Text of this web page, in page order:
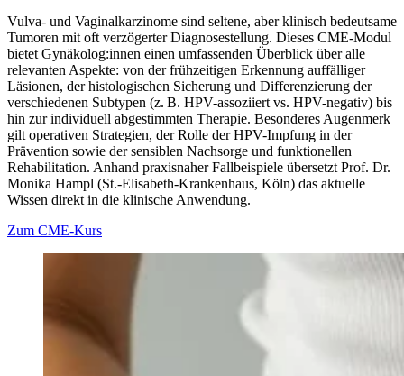
Vulva- und Vaginalkarzinome sind seltene, aber klinisch bedeutsame
Tumoren mit oft verzögerter Diagnosestellung. Dieses CME-Modul
bietet Gynäkolog:innen einen umfassenden Überblick über alle
relevanten Aspekte: von der frühzeitigen Erkennung auffälliger
Läsionen, der histologischen Sicherung und Differenzierung der
verschiedenen Subtypen (z. B. HPV-assoziiert vs. HPV-negativ) bis
hin zur individuell abgestimmten Therapie. Besonderes Augenmerk
gilt operativen Strategien, der Rolle der HPV-Impfung in der
Prävention sowie der sensiblen Nachsorge und funktionellen
Rehabilitation. Anhand praxisnaher Fallbeispiele übersetzt Prof. Dr.
Monika Hampl (St.-Elisabeth-Krankenhaus, Köln) das aktuelle
Wissen direkt in die klinische Anwendung.
Zum CME-Kurs